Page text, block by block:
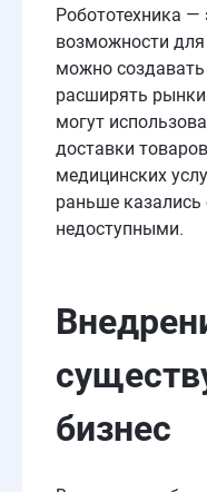
Робототехника —
возможности
можно
расширять
могут
доставки
медицинских
раньше
недоступными.
бизнес